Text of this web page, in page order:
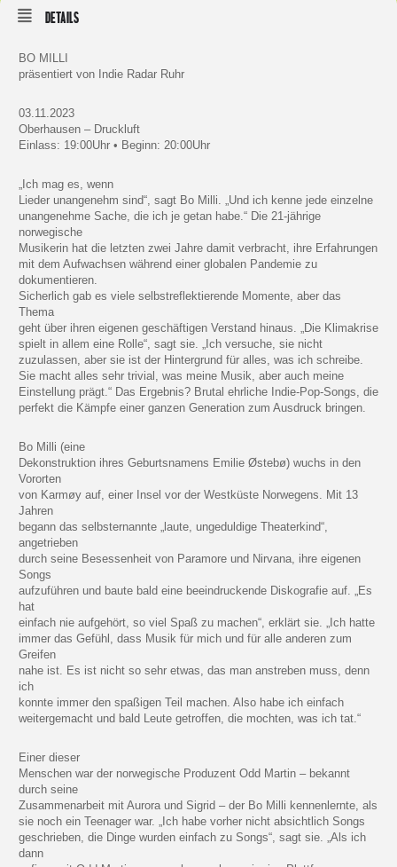
Details
BO MILLI
präsentiert von Indie Radar Ruhr
03.11.2023
Oberhausen – Druckluft
Einlass: 19:00Uhr • Beginn: 20:00Uhr
„Ich mag es, wenn
Lieder unangenehm sind“, sagt Bo Milli. „Und ich kenne jede einzelne
unangenehme Sache, die ich je getan habe.“ Die 21-jährige
norwegische
Musikerin hat die letzten zwei Jahre damit verbracht, ihre Erfahrungen
mit dem Aufwachsen während einer globalen Pandemie zu
dokumentieren.
Sicherlich gab es viele selbstreflektierende Momente, aber das
Thema
geht über ihren eigenen geschäftigen Verstand hinaus. „Die Klimakrise
spielt in allem eine Rolle“, sagt sie. „Ich versuche, sie nicht
zuzulassen, aber sie ist der Hintergrund für alles, was ich schreibe.
Sie macht alles sehr trivial, was meine Musik, aber auch meine
Einstellung prägt.“ Das Ergebnis? Brutal ehrliche Indie-Pop-Songs, die
perfekt die Kämpfe einer ganzen Generation zum Ausdruck bringen.
Bo Milli (eine
Dekonstruktion ihres Geburtsnamens Emilie Østebø) wuchs in den
Vororten
von Karmøy auf, einer Insel vor der Westküste Norwegens. Mit 13
Jahren
begann das selbsternannte „laute, ungeduldige Theaterkind“,
angetrieben
durch seine Besessenheit von Paramore und Nirvana, ihre eigenen
Songs
aufzuführen und baute bald eine beeindruckende Diskografie auf. „Es
hat
einfach nie aufgehört, so viel Spaß zu machen“, erklärt sie. „Ich hatte
immer das Gefühl, dass Musik für mich und für alle anderen zum
Greifen
nahe ist. Es ist nicht so sehr etwas, das man anstreben muss, denn
ich
konnte immer den spaßigen Teil machen. Also habe ich einfach
weitergemacht und bald Leute getroffen, die mochten, was ich tat.“
Einer dieser
Menschen war der norwegische Produzent Odd Martin – bekannt
durch seine
Zusammenarbeit mit Aurora und Sigrid – der Bo Milli kennenlernte, als
sie noch ein Teenager war. „Ich habe vorher nicht absichtlich Songs
geschrieben, die Dinge wurden einfach zu Songs“, sagt sie. „Als ich
dann